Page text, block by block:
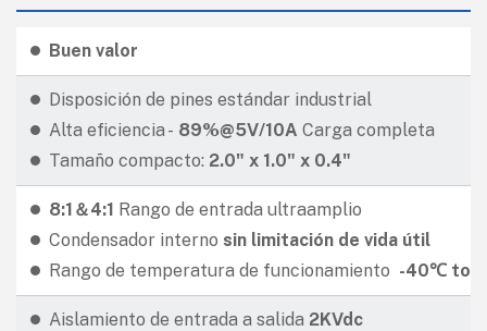
Buen valor
Disposición de pines estándar industrial
Alta eficiencia - 89%@5V/10A Carga completa
Tamaño compacto: 2.0" x 1.0" x 0.4"
8:1＆4:1 Rango de entrada ultraamplio
Condensador interno sin limitación de vida útil
Rango de temperatura de funcionamiento -40℃ to
Aislamiento de entrada a salida 2KVdc